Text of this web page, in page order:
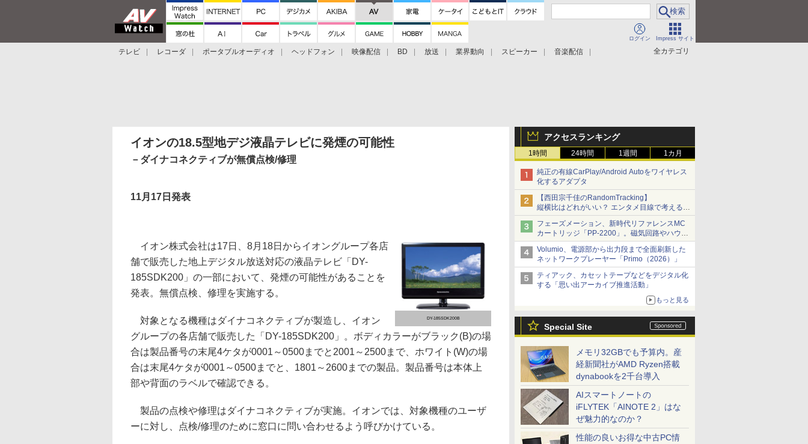
ログイン Impress サイト
全カテゴリ
テレビ レコーダ ポータブルオーディオ ヘッドフォン 映像配信 BD 放送 業界動向 スピーカー
音楽配信
アクセスランキング
1時間 24時間 1週間 1カ月
純正の有線CarPlay/Android Autoをワイヤレス
化するアダプタ
【西田宗千佳のRandomTracking】
縦横比はどれがいい？ エンタメ目線で考える、
サムスン新「Galaxy Z Fold」
フェーズメーション、新時代リファレンスMC
カートリッジ「PP-2200」。磁気回路やハウジ
ングを根本から見直し
Volumio、電源部から出力段まで全面刷新した
ネットワークプレーヤー「Primo（2026）」
ティアック、カセットテープなどをデジタル化
する「思い出アーカイブ推進活動」
もっと見る
Special Site
メモリ32GBでも予算内。産
経新聞社がAMD Ryzen搭載
dynabookを2千台導入
AIスマートノートの
iFLYTEK「AINOTE 2」はな
ぜ魅力的なのか？
性能の良いお得な中古PC情
イオンの18.5型地デジ液晶テレビに発煙の可能性
－ダイナコネクティブが無償点検/修理
11月17日発表
DY-185SDK200B
イオン株式会社は17日、8月18日からイオングループ各店
舗で販売した地上デジタル放送対応の液晶テレビ「DY-
185SDK200」の一部において、発煙の可能性があることを
発表。無償点検、修理を実施する。
対象となる機種はダイナコネクティブが製造し、イオン
グループの各店舗で販売した「DY-185SDK200」。ボディカラーがブラック(B)の場
合は製品番号の末尾4ケタが0001～0500までと2001～2500まで、ホワイト(W)の場
合は末尾4ケタが0001～0500までと、1801～2600までの製品。製品番号は本体上
部や背面のラベルで確認できる。
製品の点検や修理はダイナコネクティブが実施。イオンでは、対象機種のユーザ
ーに対し、点検/修理のために窓口に問い合わせるよう呼びかけている。